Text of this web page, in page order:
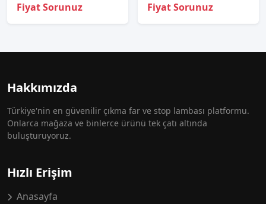
Fiyat Sorunuz Fiyat Sorunuz
Hakkımızda
Türkiye'nin en güvenilir çıkma far ve stop lambası platformu.
Onlarca mağaza ve binlerce ürünü tek çatı altında
buluşturuyoruz.
Hızlı Erişim
Anasayfa